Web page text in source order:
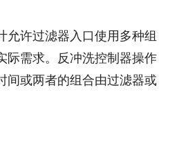
允许过滤器入口使用多种组
际需求。反冲洗控制器操作
间或两者的组合由过滤器或